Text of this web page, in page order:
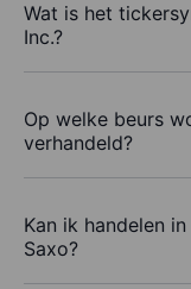
Wat is het
Inc.?
Op welke beurs
verhandeld?
Kan ik handelen
Saxo?